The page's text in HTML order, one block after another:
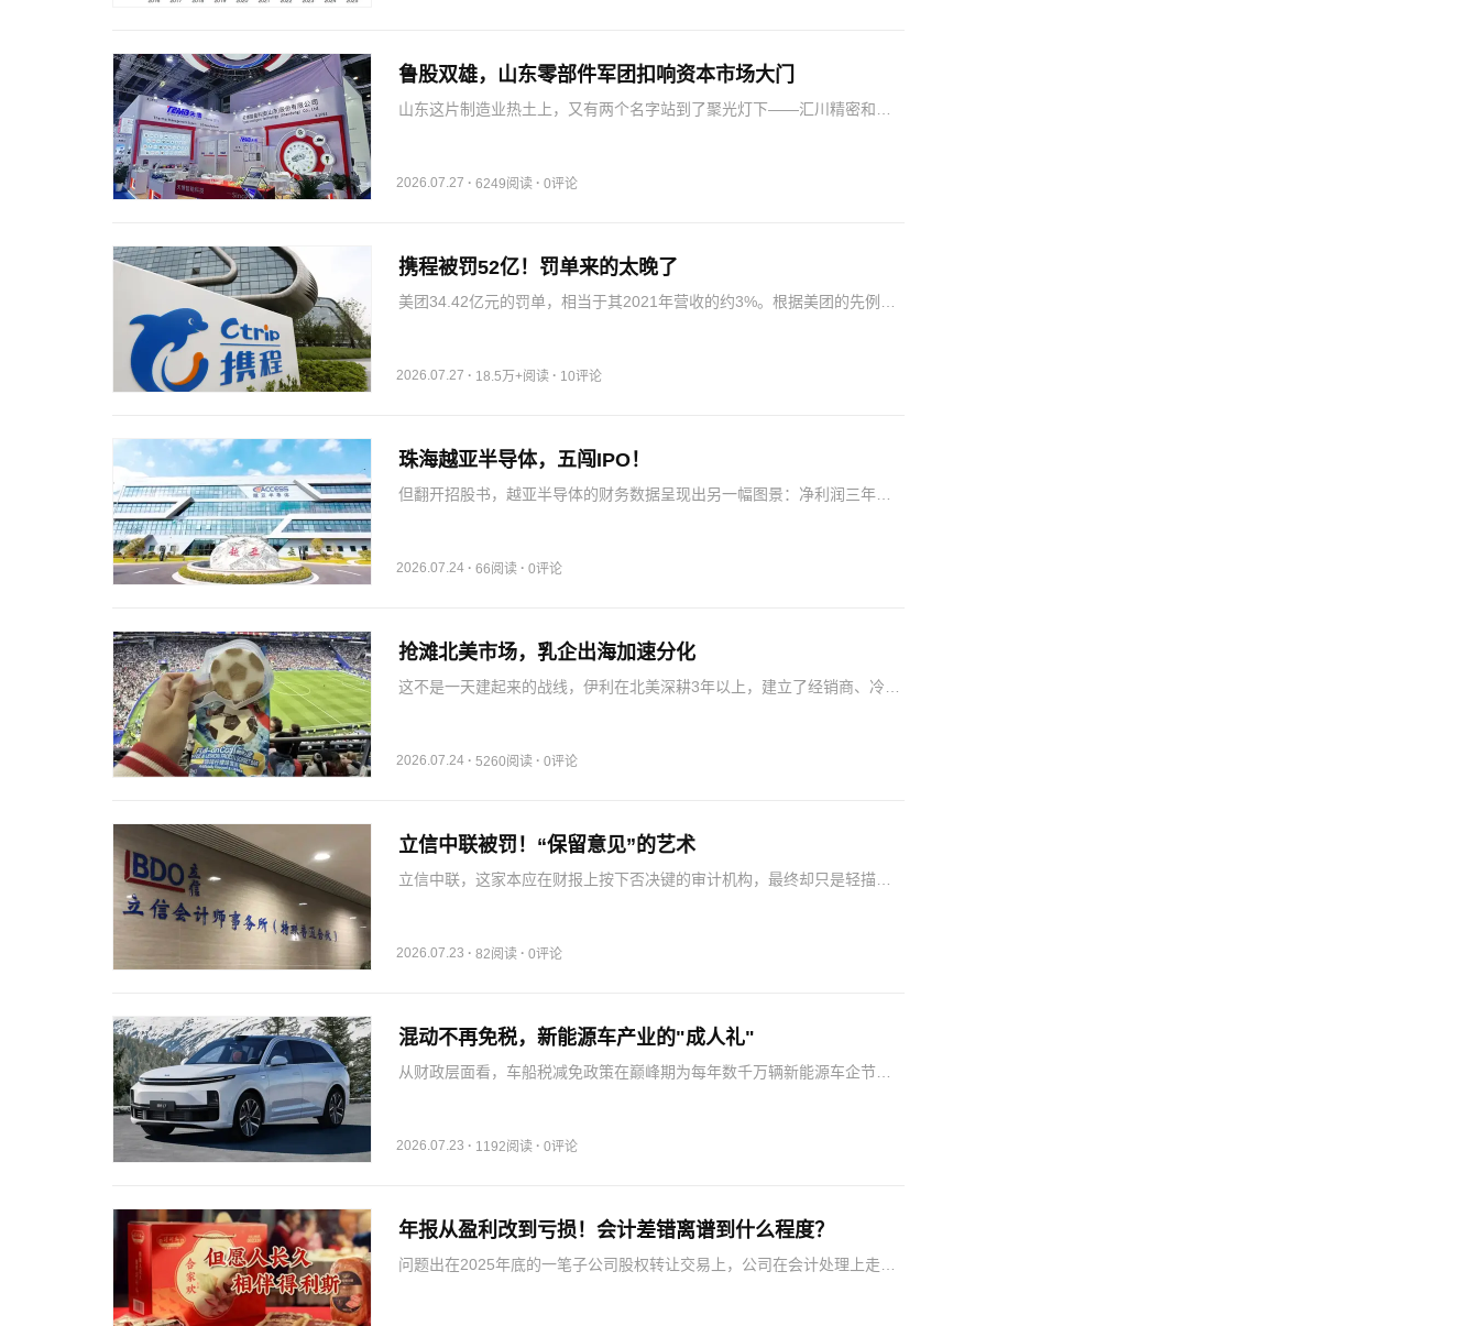
鲁股双雄，山东零部件军团扣响资本市场大门
山东这片制造业热土上，又有两个名字站到了聚光灯下——汇川精密和天
率。汇川精密…
2026.07.27 · 6249阅读 · 0评论
携程被罚52亿！罚单来的太晚了
美团34.42亿元的罚单，相当于其2021年营收的约3%。根据美团的先例，
2026.07.27 · 18.5万+阅读 · 10评论
珠海越亚半导体，五闯IPO！
但翻开招股书，越亚半导体的财务数据呈现出另一幅图景：净利润三年腰
…
2026.07.24 · 66阅读 · 0评论
抢滩北美市场，乳企出海加速分化
这不是一天建起来的战线，伊利在北美深耕3年以上，建立了经销商、冷
在于风险分散，不…
2026.07.24 · 5260阅读 · 0评论
立信中联被罚！“保留意见”的艺术
立信中联，这家本应在财报上按下否决键的审计机构，最终却只是轻描淡
对重大风险识别后…
2026.07.23 · 82阅读 · 0评论
混动不再免税，新能源车产业的"成人礼"
从财政层面看，车船税减免政策在巅峰期为每年数千万辆新能源车企节省
纯电技术路线上的…
2026.07.23 · 1192阅读 · 0评论
年报从盈利改到亏损！会计差错离谱到什么程度？
问题出在2025年底的一笔子公司股权转让交易上，公司在会计处理上走错